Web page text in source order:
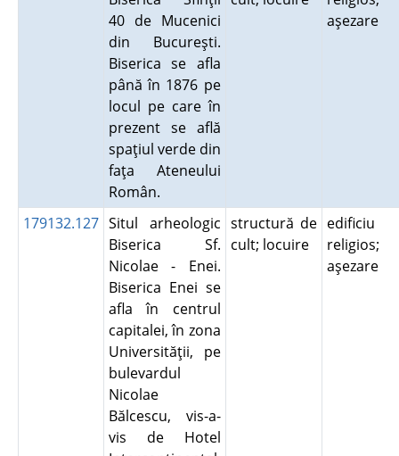
40 de Mucenici
din Bucureşti.
Biserica se afla
până în 1876 pe
locul pe care în
prezent se află
spaţiul verde din
faţa Ateneului
Român.
aşezare
179132.127 Situl arheologic
Biserica Sf.
Nicolae - Enei.
Biserica Enei se
afla în centrul
capitalei, în zona
Universităţii, pe
bulevardul
Nicolae
Bălcescu, vis-a-
vis de Hotel
structură de
cult; locuire
edificiu
religios;
aşezare